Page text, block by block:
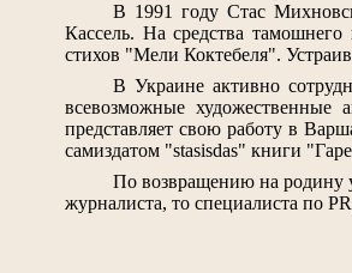
В 1991 году Стас
Кассель. На средства
стихов "Мели Коктебеля".
В Украине активно
всевозможные
представляет свою работу в
самиздатом "stasisdas" книги
По возвращению на родину
журналиста, то специалиста по